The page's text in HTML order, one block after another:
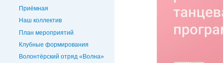
Приёмная
Наш коллектив
План мероприятий
Клубные формирования
Волонтёрский отряд «Волна»